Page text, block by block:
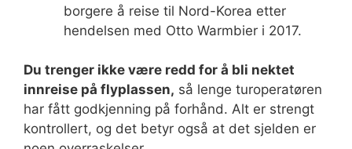
borgere å reise til Nord-Korea etter
hendelsen med Otto Warmbier i 2017.
Du trenger ikke være redd for å bli nektet
innreise på flyplassen, så lenge turoperatøren
har fått godkjenning på forhånd. Alt er strengt
kontrollert, og det betyr også at det sjelden er